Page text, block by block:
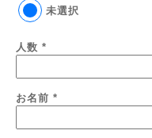
未選択
人数 *
お名前 *